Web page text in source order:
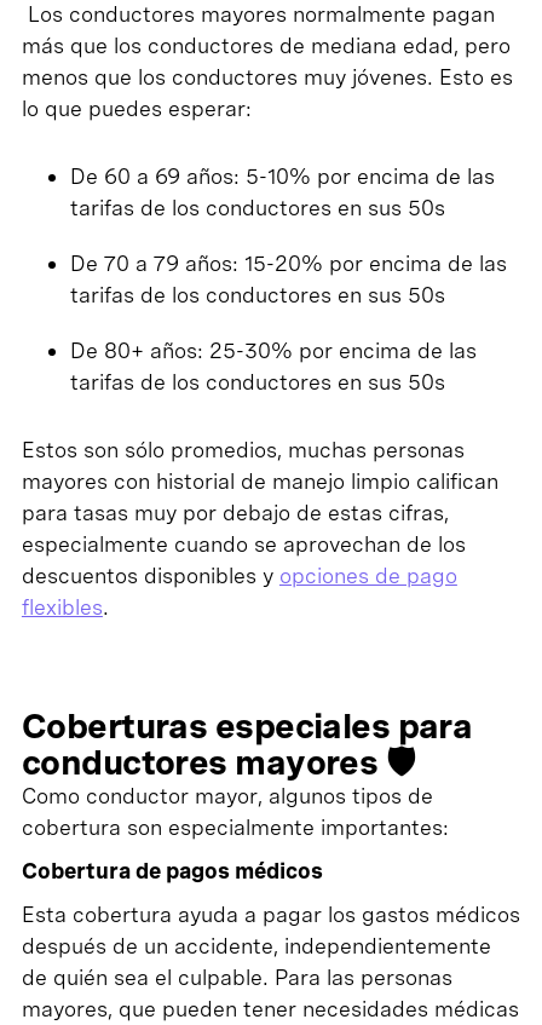
Los conductores mayores normalmente pagan
más que los conductores de mediana edad, pero
menos que los conductores muy jóvenes. Esto es
lo que puedes esperar:
De 60 a 69 años: 5-10% por encima de las
tarifas de los conductores en sus 50s
De 70 a 79 años: 15-20% por encima de las
tarifas de los conductores en sus 50s
De 80+ años: 25-30% por encima de las
tarifas de los conductores en sus 50s
Estos son sólo promedios, muchas personas
mayores con historial de manejo limpio califican
para tasas muy por debajo de estas cifras,
especialmente cuando se aprovechan de los
descuentos disponibles y opciones de pago
flexibles.
Coberturas especiales para
conductores mayores 🛡️
Como conductor mayor, algunos tipos de
cobertura son especialmente importantes:
Cobertura de pagos médicos
Esta cobertura ayuda a pagar los gastos médicos
después de un accidente, independientemente
de quién sea el culpable. Para las personas
mayores, que pueden tener necesidades médicas